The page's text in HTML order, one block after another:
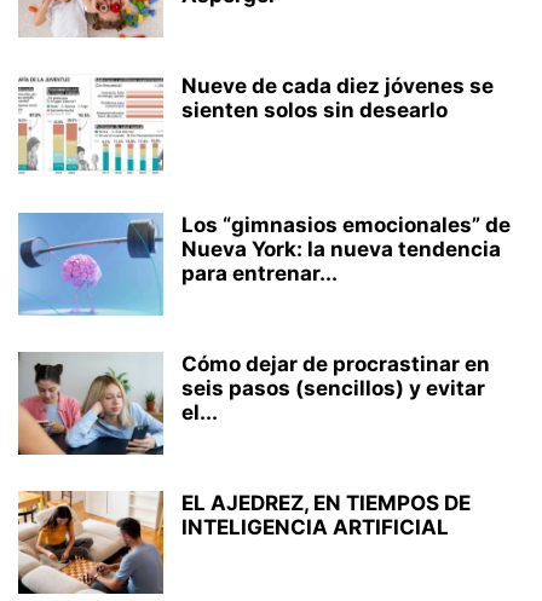
Nueve de cada diez jóvenes se
sienten solos sin desearlo
Los “gimnasios emocionales” de
Nueva York: la nueva tendencia
para entrenar...
Cómo dejar de procrastinar en
seis pasos (sencillos) y evitar
el...
EL AJEDREZ, EN TIEMPOS DE
INTELIGENCIA ARTIFICIAL